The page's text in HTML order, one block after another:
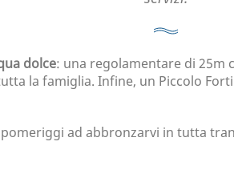
dolce: una regolamentare di 25m
la famiglia. Infine, un Piccolo
ad abbronzarvi in tutta